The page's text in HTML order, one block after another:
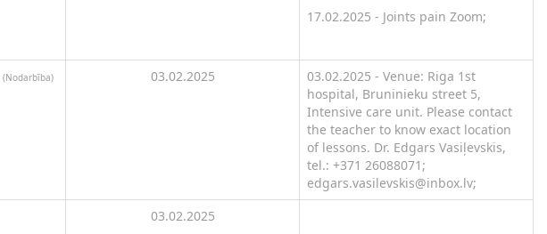
17.02.2025 - Joints pain Zoom;
(Nodarbība) 03.02.2025
03.02.2025 - Venue: Riga 1st
hospital, Bruninieku street 5,
Intensive care unit. Please contact
the teacher to know exact location
of lessons. Dr. Edgars Vasiļevskis,
tel.: +371 26088071;
edgars.vasilevskis@inbox.lv;
03.02.2025